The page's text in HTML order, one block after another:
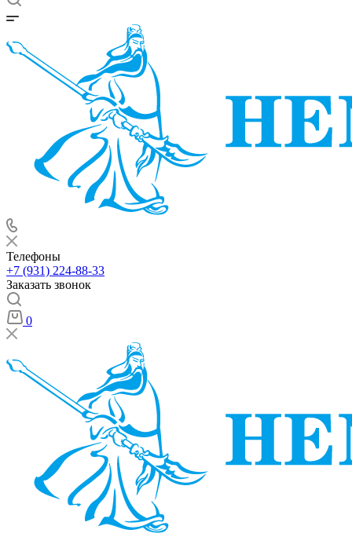
Телефоны
+7 (931) 224-88-33
Заказать звонок
0